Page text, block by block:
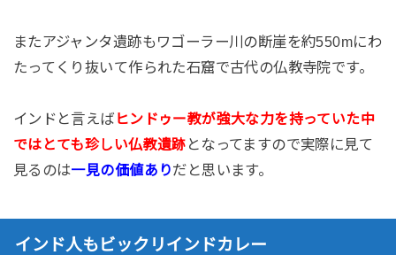
またアジャンタ遺跡もワゴーラー川の断崖を約550mにわ
たってくり抜いて作られた石窟で古代の仏教寺院です。
インドと言えば ヒンドゥー教が強大な力を持っていた中
ではとても珍しい仏教遺跡 となってますので実際に見て
見るのは一見の価値ありだと思います。
インド人もビックリインドカレー